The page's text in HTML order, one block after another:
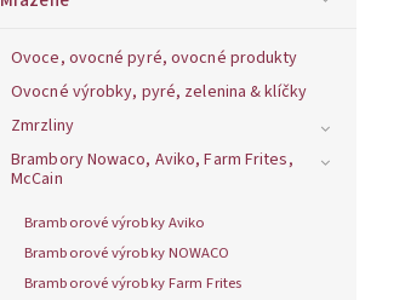
Ovoce, ovocné pyré, ovocné produkty
Ovocné výrobky, pyré, zelenina & klíčky
Zmrzliny
Brambory Nowaco, Aviko, Farm Frites,
McCain
Bramborové výrobky Aviko
Bramborové výrobky NOWACO
Bramborové výrobky Farm Frites